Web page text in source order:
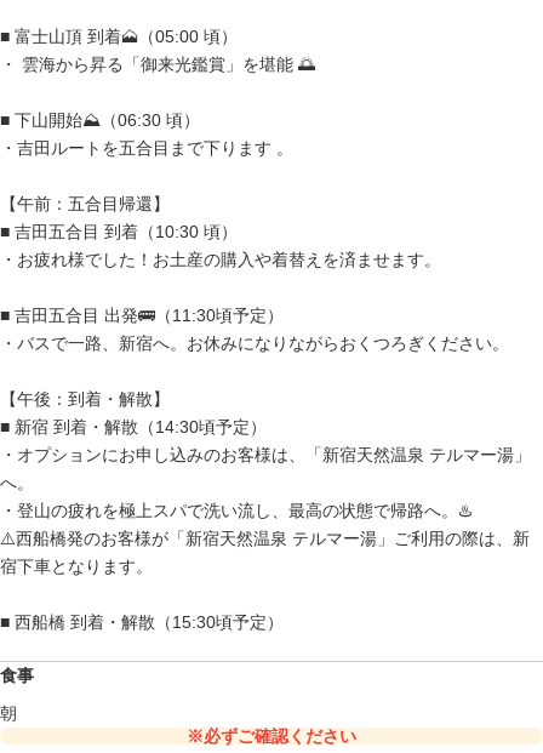
■ 富士山頂 到着🗻（05:00 頃）
・ 雲海から昇る「御来光鑑賞」を堪能 🌅
■ 下山開始⛰️（06:30 頃）
・吉田ルートを五合目まで下ります 。
【午前：五合目帰還】
■ 吉田五合目 到着（10:30 頃）
・お疲れ様でした！お土産の購入や着替えを済ませます。
■ 吉田五合目 出発🚌（11:30頃予定）
・バスで一路、新宿へ。お休みになりながらおくつろぎください。
【午後：到着・解散】
■ 新宿 到着・解散（14:30頃予定）
・オプションにお申し込みのお客様は、「新宿天然温泉 テルマー湯」
へ。
・登山の疲れを極上スパで洗い流し、最高の状態で帰路へ。♨️
⚠️西船橋発のお客様が「新宿天然温泉 テルマー湯」ご利用の際は、新
宿下車となります。
■ 西船橋 到着・解散（15:30頃予定）
食事
朝
※必ずご確認ください